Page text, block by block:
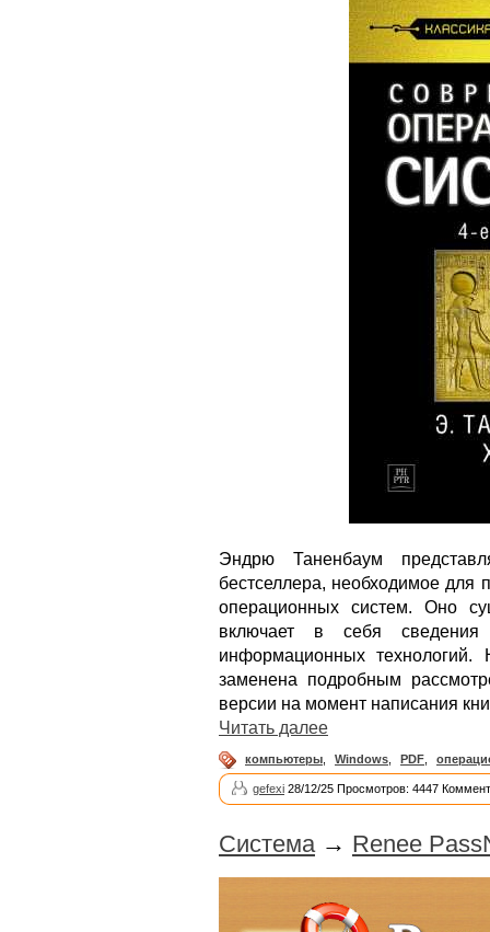
Эндрю Таненбаум
бестселлера, необходимое
операционных систем. Оно
включает в себя
информационных
заменена подробным
версии на момент написания
Читать далее
компьютеры Windows PDF
gefexi 28/12/25 Просмотров: 4447
Система → Renee